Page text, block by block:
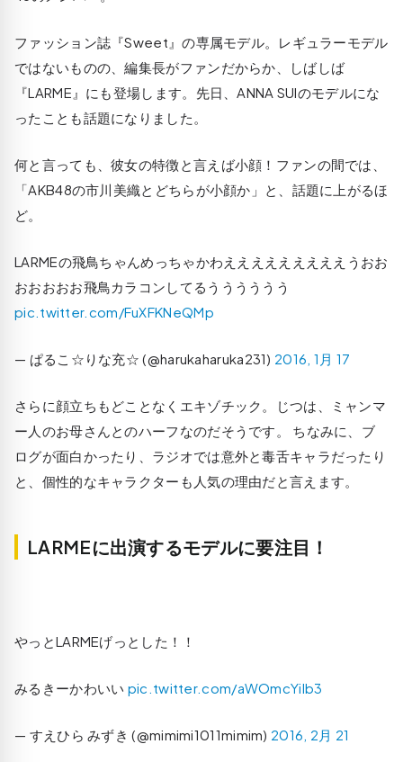
ファッション誌『Sweet』の専属モデル。レギュラーモデル
ではないものの、編集長がファンだからか、しばしば
『LARME』にも登場します。先日、ANNA SUIのモデルにな
ったことも話題になりました。
何と言っても、彼女の特徴と言えば小顔！ファンの間では、
「AKB48の市川美織とどちらが小顔か」と、話題に上がるほ
ど。
LARMEの飛鳥ちゃんめっちゃかわえええええええええうおお
おおおおお飛鳥カラコンしてるうううううう
pic.twitter.com/FuXFKNeQMp
— ぱるこ☆りな充☆ (@harukaharuka231) 2016, 1月 17
さらに顔立ちもどことなくエキゾチック。じつは、ミャンマ
ー人のお母さんとのハーフなのだそうです。 ちなみに、ブ
ログが面白かったり、ラジオでは意外と毒舌キャラだったり
と、個性的なキャラクターも人気の理由だと言えます。
LARMEに出演するモデルに要注目！
やっとLARMEげっとした！！
みるきーかわいい pic.twitter.com/aWOmcYilb3
— すえひら みずき (@mimimi1011mimim) 2016, 2月 21